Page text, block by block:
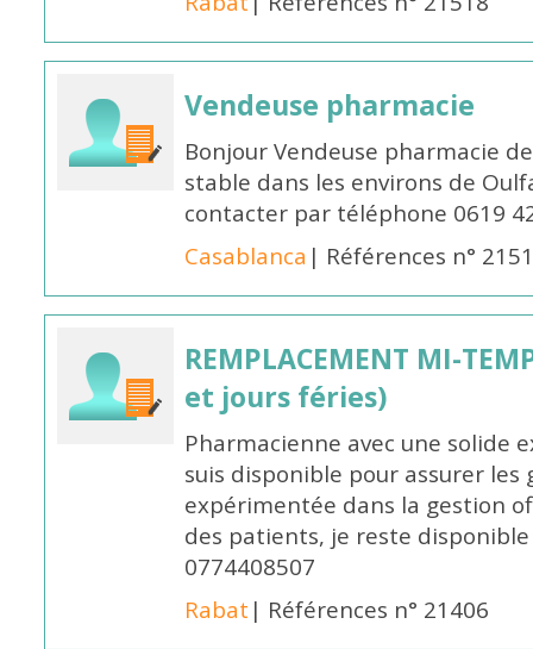
Vendeuse pharmacie
Bonjour Vendeuse pharmacie
stable dans les environs de
contacter par téléphone 0619
Casablanca | Références n°
REMPLACEMENT MI-
et jours féries)
Pharmacienne avec une solide
suis disponible pour assurer les
expérimentée dans la gestion
des patients, je reste
0774408507
Rabat | Références n° 21406